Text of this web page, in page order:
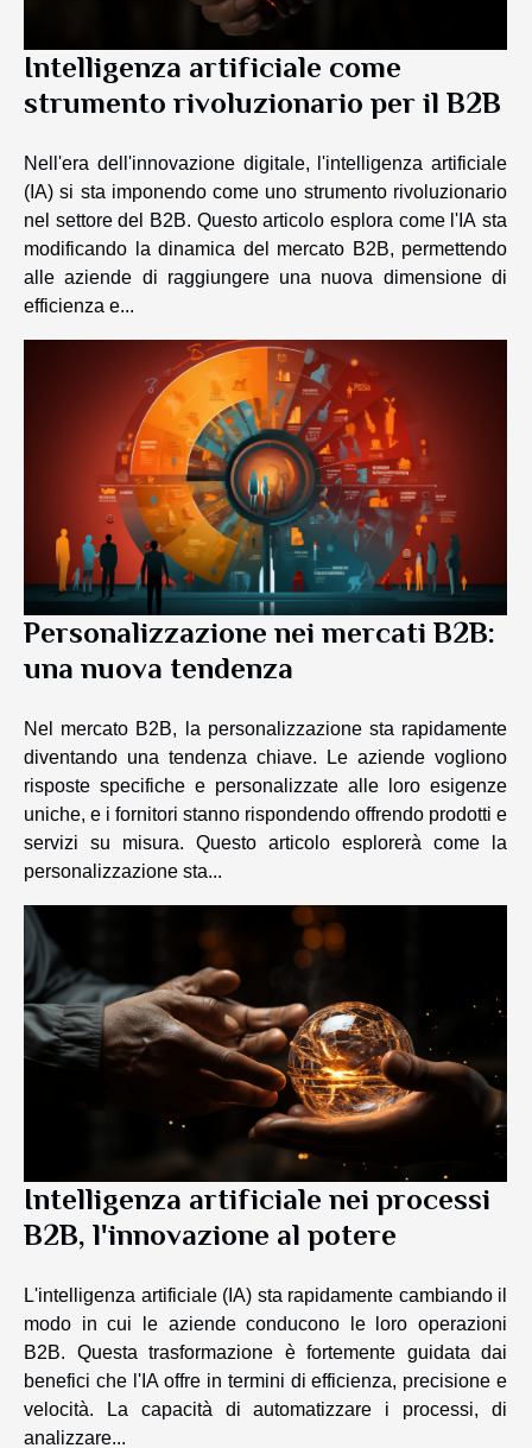
Intelligenza artificiale come
strumento rivoluzionario per il B2B
Nell'era dell'innovazione digitale, l'intelligenza artificiale
(IA) si sta imponendo come uno strumento rivoluzionario
nel settore del B2B. Questo articolo esplora come l'IA sta
modificando la dinamica del mercato B2B, permettendo
alle aziende di raggiungere una nuova dimensione di
efficienza e...
Personalizzazione nei mercati B2B:
una nuova tendenza
Nel mercato B2B, la personalizzazione sta rapidamente
diventando una tendenza chiave. Le aziende vogliono
risposte specifiche e personalizzate alle loro esigenze
uniche, e i fornitori stanno rispondendo offrendo prodotti e
servizi su misura. Questo articolo esplorerà come la
personalizzazione sta...
Intelligenza artificiale nei processi
B2B, l'innovazione al potere
L'intelligenza artificiale (IA) sta rapidamente cambiando il
modo in cui le aziende conducono le loro operazioni
B2B. Questa trasformazione è fortemente guidata dai
benefici che l'IA offre in termini di efficienza, precisione e
velocità. La capacità di automatizzare i processi, di
analizzare...